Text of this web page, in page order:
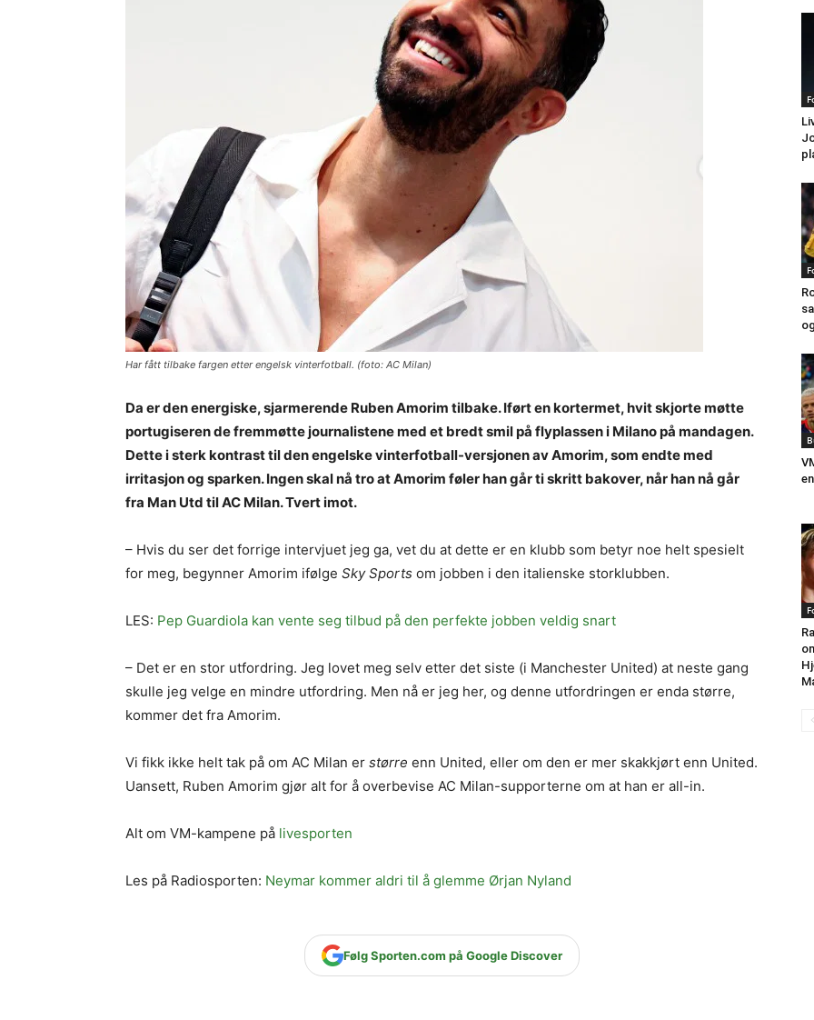
Har fått tilbake fargen etter engelsk vinterfotball. (foto: AC Milan)
Da er den energiske, sjarmerende Ruben Amorim tilbake. Iført en kortermet, hvit skjorte møtte
portugiseren de fremmøtte journalistene med et bredt smil på flyplassen i Milano på mandagen.
Dette i sterk kontrast til den engelske vinterfotball-versjonen av Amorim, som endte med
irritasjon og sparken. Ingen skal nå tro at Amorim føler han går ti skritt bakover, når han nå går
fra Man Utd til AC Milan. Tvert imot.
– Hvis du ser det forrige intervjuet jeg ga, vet du at dette er en klubb som betyr noe helt spesielt
for meg, begynner Amorim ifølge Sky Sports om jobben i den italienske storklubben.
LES: Pep Guardiola kan vente seg tilbud på den perfekte jobben veldig snart
– Det er en stor utfordring. Jeg lovet meg selv etter det siste (i Manchester United) at neste gang
skulle jeg velge en mindre utfordring. Men nå er jeg her, og denne utfordringen er enda større,
kommer det fra Amorim.
Vi fikk ikke helt tak på om AC Milan er større enn United, eller om den er mer skakkjørt enn United.
Uansett, Ruben Amorim gjør alt for å overbevise AC Milan-supporterne om at han er all-in.
Alt om VM-kampene på livesporten
Les på Radiosporten: Neymar kommer aldri til å glemme Ørjan Nyland
Følg Sporten.com på Google Discover